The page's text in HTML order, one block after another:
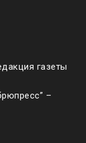
газеты
–